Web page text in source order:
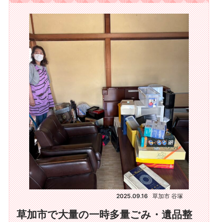
2025.09.16 草加市 谷塚
草加市で大量の一時多量ごみ・遺品整